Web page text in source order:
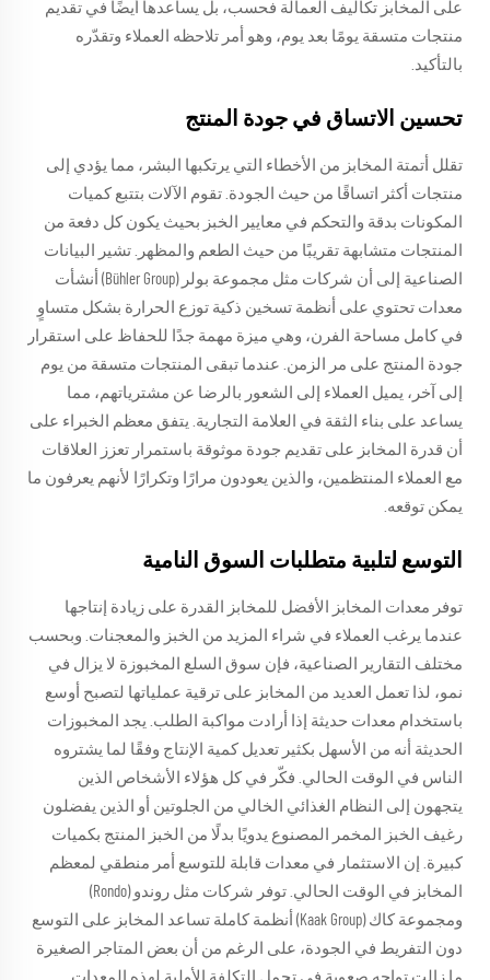
على المخابز تكاليف العمالة فحسب، بل يساعدها أيضًا في تقديم
منتجات متسقة يومًا بعد يوم، وهو أمر تلاحظه العملاء وتقدّره
بالتأكيد.
تحسين الاتساق في جودة المنتج
تقلل أتمتة المخابز من الأخطاء التي يرتكبها البشر، مما يؤدي إلى
منتجات أكثر اتساقًا من حيث الجودة. تقوم الآلات بتتبع كميات
المكونات بدقة والتحكم في معايير الخبز بحيث يكون كل دفعة من
المنتجات متشابهة تقريبًا من حيث الطعم والمظهر. تشير البيانات
الصناعية إلى أن شركات مثل مجموعة بولر (Bühler Group) أنشأت
معدات تحتوي على أنظمة تسخين ذكية توزع الحرارة بشكل متساوٍ
في كامل مساحة الفرن، وهي ميزة مهمة جدًا للحفاظ على استقرار
جودة المنتج على مر الزمن. عندما تبقى المنتجات متسقة من يوم
إلى آخر، يميل العملاء إلى الشعور بالرضا عن مشترياتهم، مما
يساعد على بناء الثقة في العلامة التجارية. يتفق معظم الخبراء على
أن قدرة المخابز على تقديم جودة موثوقة باستمرار تعزز العلاقات
مع العملاء المنتظمين، والذين يعودون مرارًا وتكرارًا لأنهم يعرفون ما
يمكن توقعه.
التوسع لتلبية متطلبات السوق النامية
توفر معدات المخابز الأفضل للمخابز القدرة على زيادة إنتاجها
عندما يرغب العملاء في شراء المزيد من الخبز والمعجنات. وبحسب
مختلف التقارير الصناعية، فإن سوق السلع المخبوزة لا يزال في
نمو، لذا تعمل العديد من المخابز على ترقية عملياتها لتصبح أوسع
باستخدام معدات حديثة إذا أرادت مواكبة الطلب. يجد المخبوزات
الحديثة أنه من الأسهل بكثير تعديل كمية الإنتاج وفقًا لما يشتروه
الناس في الوقت الحالي. فكّر في كل هؤلاء الأشخاص الذين
يتجهون إلى النظام الغذائي الخالي من الجلوتين أو الذين يفضلون
رغيف الخبز المخمر المصنوع يدويًا بدلًا من الخبز المنتج بكميات
كبيرة. إن الاستثمار في معدات قابلة للتوسع أمر منطقي لمعظم
المخابز في الوقت الحالي. توفر شركات مثل روندو (Rondo)
ومجموعة كاك (Kaak Group) أنظمة كاملة تساعد المخابز على التوسع
دون التفريط في الجودة، على الرغم من أن بعض المتاجر الصغيرة